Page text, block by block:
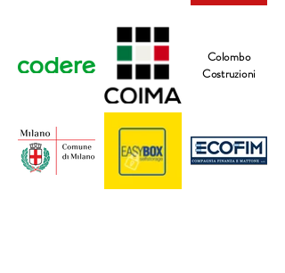
Colombo
Costruzioni